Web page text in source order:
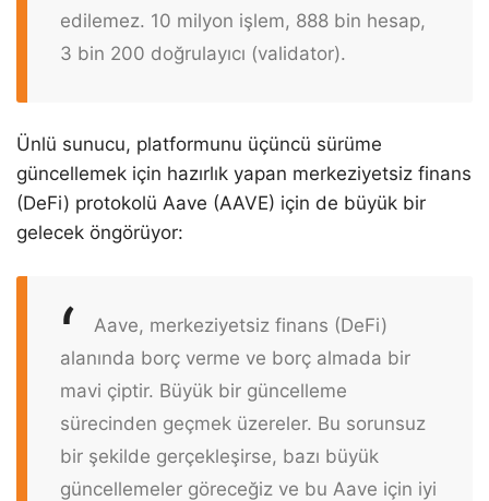
edilemez. 10 milyon işlem, 888 bin hesap,
3 bin 200 doğrulayıcı (validator).
Ünlü sunucu, platformunu üçüncü sürüme
güncellemek için hazırlık yapan merkeziyetsiz finans
(DeFi) protokolü Aave (AAVE) için de büyük bir
gelecek öngörüyor:
Aave, merkeziyetsiz finans (DeFi)
alanında borç verme ve borç almada bir
mavi çiptir. Büyük bir güncelleme
sürecinden geçmek üzereler. Bu sorunsuz
bir şekilde gerçekleşirse, bazı büyük
güncellemeler göreceğiz ve bu Aave için iyi